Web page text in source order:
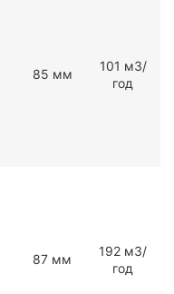
85 мм
101 мЗ/
год
87 мм
192 мЗ/
год